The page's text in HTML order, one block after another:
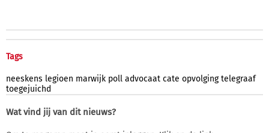
Tags
neeskens legioen marwijk poll advocaat cate opvolging telegraaf
toegejuichd
Wat vind jij van dit nieuws?